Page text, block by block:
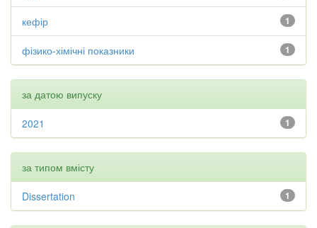
1
кефір
1
фізико-хімічні показники
за датою випуску
1
2021
за типом вмісту
1
Dissertation